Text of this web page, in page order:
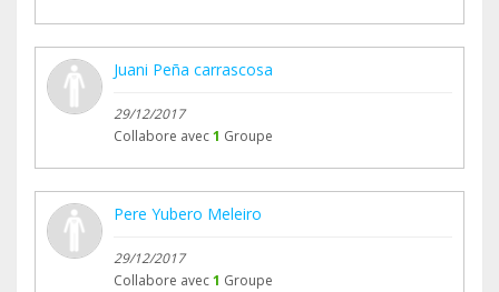
Juani Peña carrascosa
29/12/2017
Collabore avec1 Groupe
Pere Yubero Meleiro
29/12/2017
Collabore avec1 Groupe